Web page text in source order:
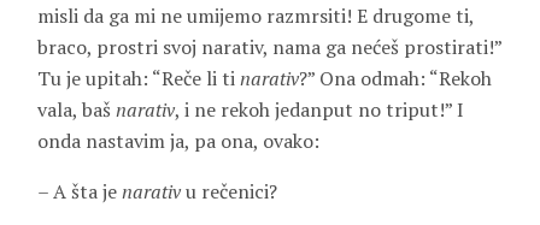
misli da ga mi ne umijemo razmrsiti! E drugome ti,
braco, prostri svoj narativ, nama ga nećeš prostirati!”
Tu je upitah: “Reče li tinarativ?” Ona odmah: “Rekoh
vala, baš narativ, i ne rekoh jedanput no triput!” I
onda nastavim ja, pa ona, ovako:
– A šta jenarativu rečenici?